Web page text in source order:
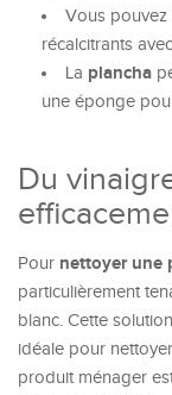
Vous pouvez
récalcitrants
La plancha
une éponge
Du
Pour nettoyer une
particulièrement
blanc. Cette
idéale pour
produit ménager